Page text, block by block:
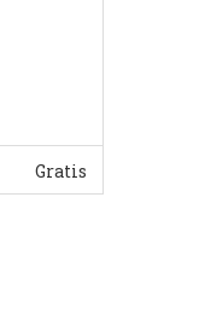
Gratis